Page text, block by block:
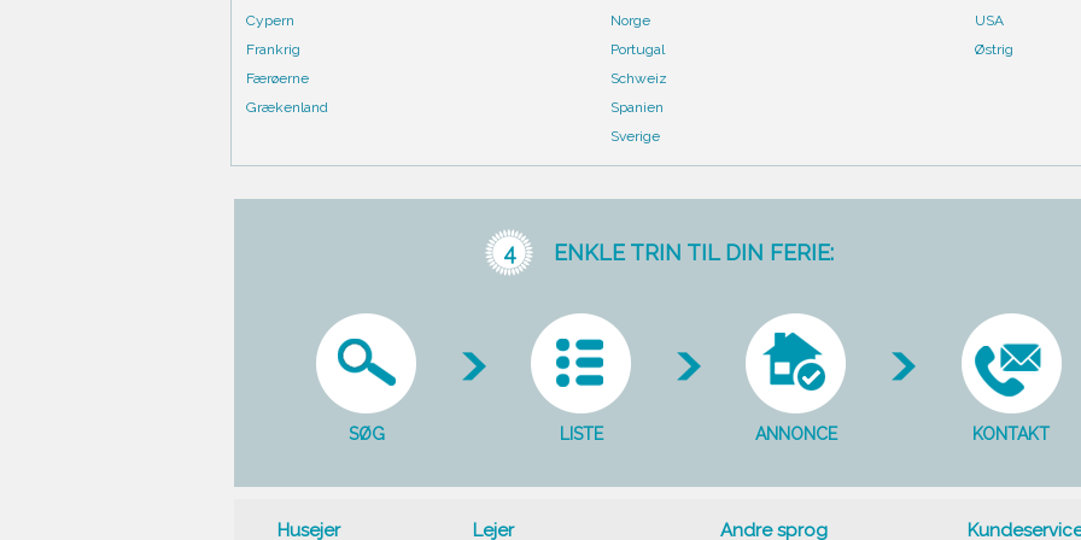
Cypern
Frankrig
Færøerne
Grækenland
Norge
Portugal
Schweiz
Spanien
Sverige
USA
Østrig
4 ENKLE TRIN TIL DIN FERIE:
SØG LISTE ANNONCE KONTAKT
Husejer Lejer Andre sprog